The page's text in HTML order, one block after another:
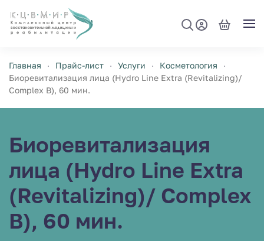
Перейти к содержимому
Главная Прайс-лист Услуги
Косметология
Биоревитализация лица (Hydro Line Extra (Revitalizing)/
Complex B), 60 мин.
Биоревитализация
лица (Hydro Line Extra
(Revitalizing)/ Complex
B), 60 мин.